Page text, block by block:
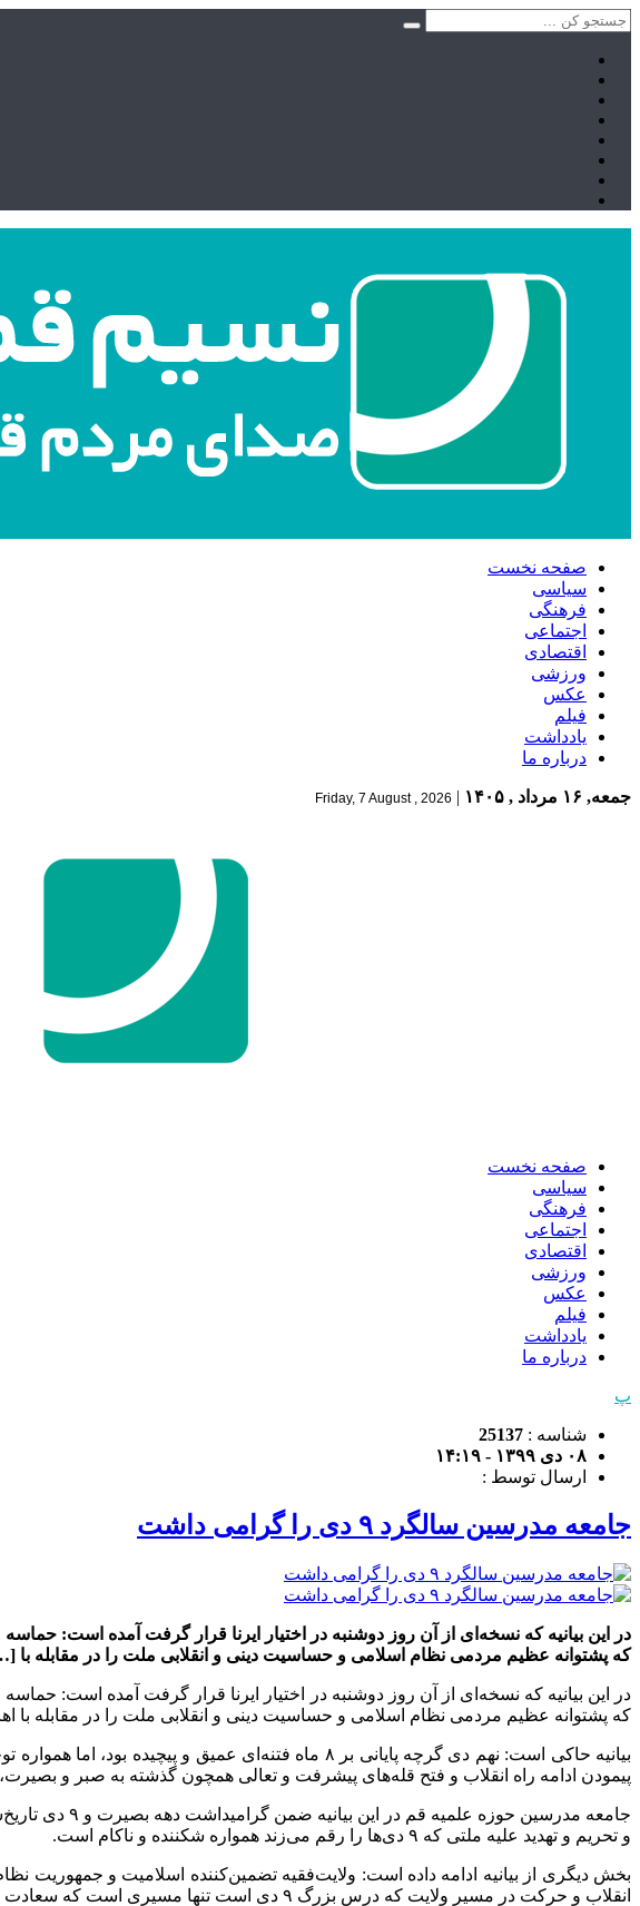
صفحه نخست
سیاسی
فرهنگی
اجتماعی
اقتصادی
ورزشی
عکس
فیلم
یادداشت
درباره ما
جمعه, ۱۶ مرداد , ۱۴۰۵ |
Friday, 7 August , 2026
صفحه نخست
سیاسی
فرهنگی
اجتماعی
اقتصادی
ورزشی
عکس
فیلم
یادداشت
درباره ما
پ
شناسه : 25137
۰۸ دی ۱۳۹۹ - ۱۴:۱۹
ارسال توسط :
جامعه مدرسین سالگرد ۹ دی را گرامی داشت
که پشتوانه عظیم مردمی نظام اسلامی و حساسیت دینی و انقلابی ملت را در مقابله با
که پشتوانه عظیم مردمی نظام اسلامی و حساسیت دینی و انقلابی ملت را در مقابله با
بیانیه حاکی است: نهم دی گرچه پایانی بر ۸ ماه
پیمودن ادامه راه انقلاب و فتح قله‌های پیشرفت و تعالی همچون گذشته به صبر و بصیرت،
جامعه
و تحریم و تهدید علیه ملتی که ۹ دی‌ها را رقم می‌زند همواره شکننده و ناکام است.
بخش دیگری از بیانیه ادامه داده است: ولایت‌فقیه تضمین‌کننده اسلامیت و
انقلاب و حرکت در مسیر ولایت که درس بزرگ ۹ دی است تنها مسیری است که سعادت و پیروزی ما حتمی و تضمین خواهد کرد.